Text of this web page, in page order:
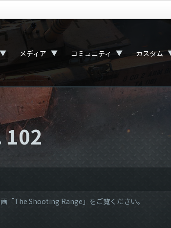
▼ メディア ▼ コミュニティ ▼ カスタム
102
「The Shooting Range」をご覧ください。